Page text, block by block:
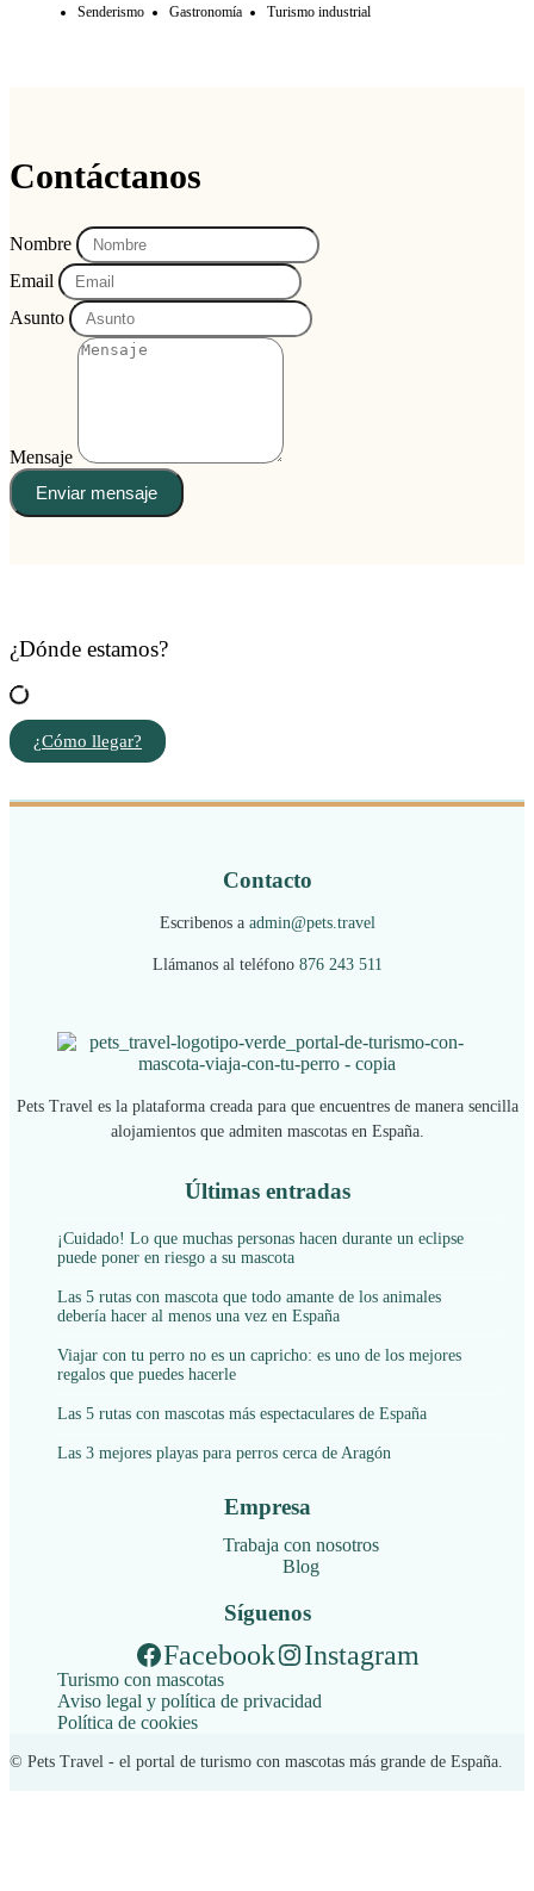
Senderismo
Gastronomía Turismo industrial
Contáctanos
Nombre
Email
Asunto
Mensaje
Enviar mensaje
¿Dónde estamos?
¿Cómo llegar?
Contacto
Escribenos a admin@pets.travel
Llámanos al teléfono 876 243 511
Pets Travel es la plataforma creada para que encuentres de manera sencilla
alojamientos que admiten mascotas en España.
Últimas entradas
¡Cuidado! Lo que muchas personas hacen durante un eclipse
puede poner en riesgo a su mascota
Las 5 rutas con mascota que todo amante de los animales
debería hacer al menos una vez en España
Viajar con tu perro no es un capricho: es uno de los mejores
regalos que puedes hacerle
Las 5 rutas con mascotas más espectaculares de España
Las 3 mejores playas para perros cerca de Aragón
Empresa
Trabaja con nosotros
Blog
Síguenos
Facebook Instagram
Turismo con mascotas
Aviso legal y política de privacidad
Política de cookies
© Pets Travel - el portal de turismo con mascotas más grande de España.